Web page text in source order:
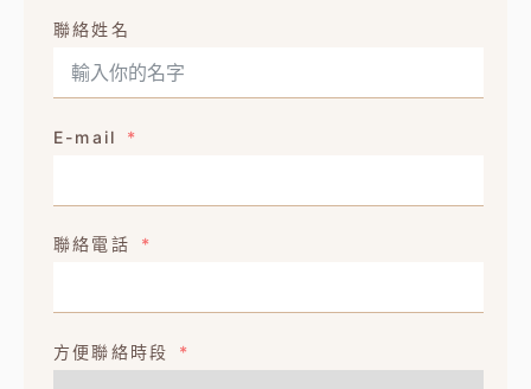
聯絡姓名
E-mail
聯絡電話
方便聯絡時段